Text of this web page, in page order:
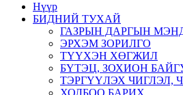
Нүүр
БИДНИЙ ТУХАЙ
ГАЗРЫН ДАРГЫН
ЭРХЭМ ЗОРИЛГО
ТҮҮХЭН ХӨГЖИЛ
БҮТЭЦ, ЗОХИОН
ТЭРГҮҮЛЭХ ЧИГЛЭЛ,
ХОЛБОО БАРИХ